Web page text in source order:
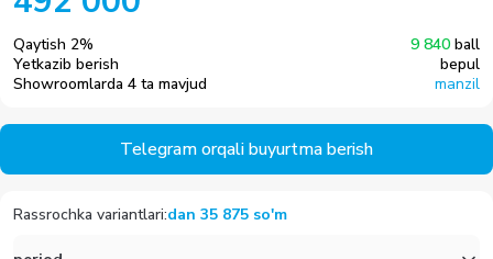
Qaytish 2% 9 840 ball
Yetkazib berish
bepul
Showroomlarda 4 ta mavjud
manzil
Telegram orqali buyurtma berish
Rassrochka variantlari:dan 35 875 so'm